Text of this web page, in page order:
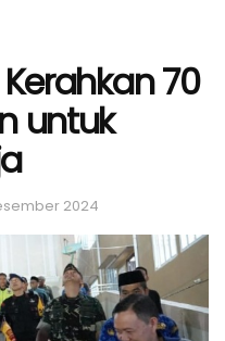
70
untuk
2024